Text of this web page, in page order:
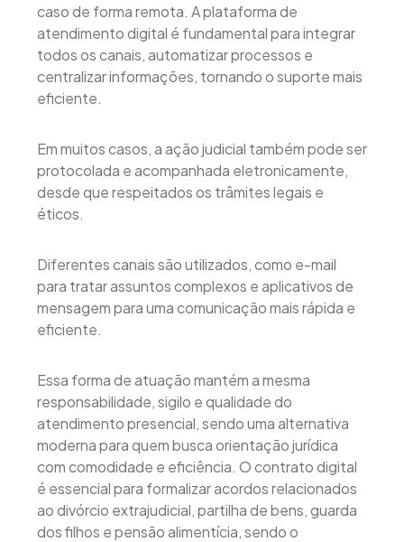
caso de forma remota. A plataforma de
atendimento digital é fundamental para integrar
todos os canais, automatizar processos e
centralizar informações, tornando o suporte mais
eficiente.
Em muitos casos, a ação judicial também pode ser
protocolada e acompanhada eletronicamente,
desde que respeitados os trâmites legais e
éticos.
Diferentes canais são utilizados, como e-mail
para tratar assuntos complexos e aplicativos de
mensagem para uma comunicação mais rápida e
eficiente.
Essa forma de atuação mantém a mesma
responsabilidade, sigilo e qualidade do
atendimento presencial, sendo uma alternativa
moderna para quem busca orientação jurídica
com comodidade e eficiência. O contrato digital
é essencial para formalizar acordos relacionados
ao divórcio extrajudicial, partilha de bens, guarda
dos filhos e pensão alimentícia, sendo o